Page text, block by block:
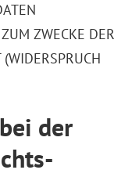
ZWECKE DER
der